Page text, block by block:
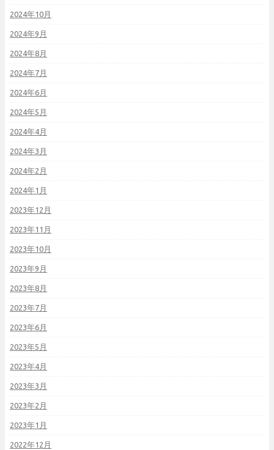
2024年10月
2024年9月
2024年8月
2024年7月
2024年6月
2024年5月
2024年4月
2024年3月
2024年2月
2024年1月
2023年12月
2023年11月
2023年10月
2023年9月
2023年8月
2023年7月
2023年6月
2023年5月
2023年4月
2023年3月
2023年2月
2023年1月
2022年12月